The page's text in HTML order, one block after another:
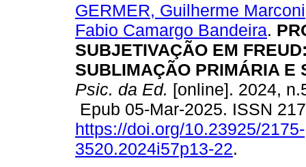
GERMER, Guilherme Marconi
Fabio Camargo Bandeira.
SUBJETIVAÇÃO EM
SUBLIMAÇÃO PRIMÁRIA E
Psic. da Ed. [online]. 2024,
Epub 05-Mar-2025. ISSN
https://doi.org/10.23925/2175-
3520.2024i57p13-22.